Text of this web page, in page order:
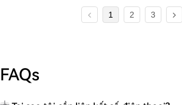
1 2 3
FAQs